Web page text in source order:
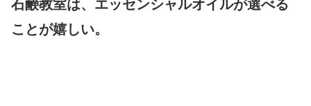
石鹸教室は、エッセンシャルオイルが選べる
ことが嬉しい。